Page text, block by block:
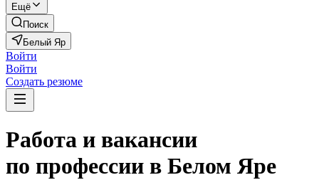
Ещё
Поиск
Белый Яр
Войти
Войти
Создать резюме
Работа и вакансии
по профессии в Белом Яре